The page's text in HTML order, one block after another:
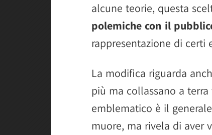
alcune teorie, questa
polemiche con il
rappresentazione di certi
La modifica riguarda
più ma collassano a
emblematico è il
muore, ma rivela di aver